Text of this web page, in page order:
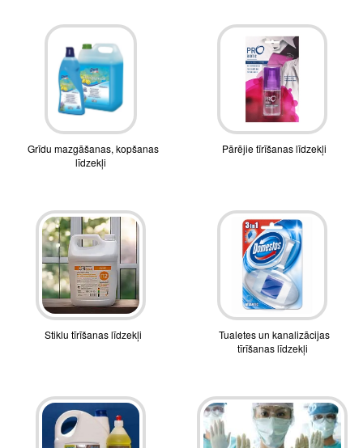
Grīdu mazgāšanas, kopšanas
līdzekļi
Pārējie tīrīšanas līdzekļi
Stiklu tīrīšanas līdzekļi
Tualetes un kanalizācijas
tīrīšanas līdzekļi